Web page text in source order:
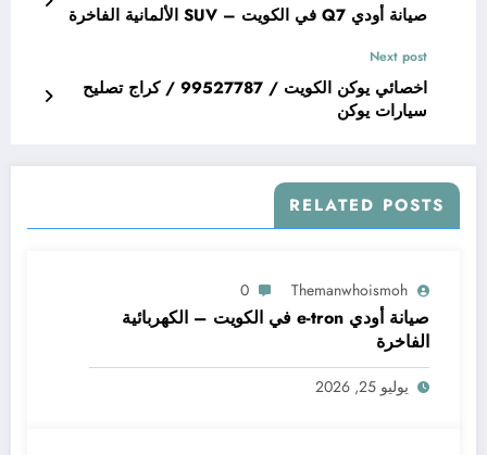
صيانة أودي Q7 في الكويت – SUV الألمانية الفاخرة
Next post
اخصائي يوكن الكويت / 99527787 / كراج تصليح
سيارات يوكن
RELATED POSTS
Themanwhoismoh
0
صيانة أودي e-tron في الكويت – الكهربائية
الفاخرة
يوليو 25, 2026